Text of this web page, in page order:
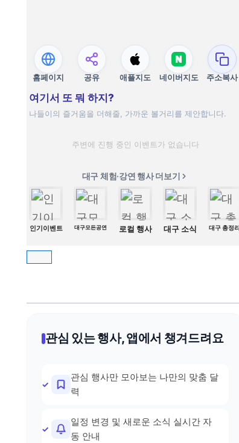
홈페이지 공유 애플지도 네이버지도 주소복사
여기서 또 뭐 하지?
나들이의 즐거움을 더해줄, 가까운 볼거리를 제안합니다.
주변에 진행 중인 이벤트가 없습니다
대구 체험·강연 행사 더보기
인기이벤트 대구모든공연 로컬 행사 대구 소식 대구 총정리
관심 있는 행사, 앱에서 챙겨드려요
관심 행사만 모아보는 나만의 맞춤 달
력
일정 변경 및 새로운 소식 실시간 자
동 안내